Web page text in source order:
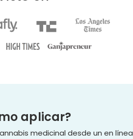
aplicar?
medicinal desde un en línea